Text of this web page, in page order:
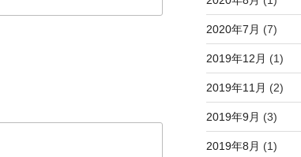
2020年7月 (7)
2019年12月 (1)
2019年11月 (2)
2019年9月 (3)
2019年8月 (1)